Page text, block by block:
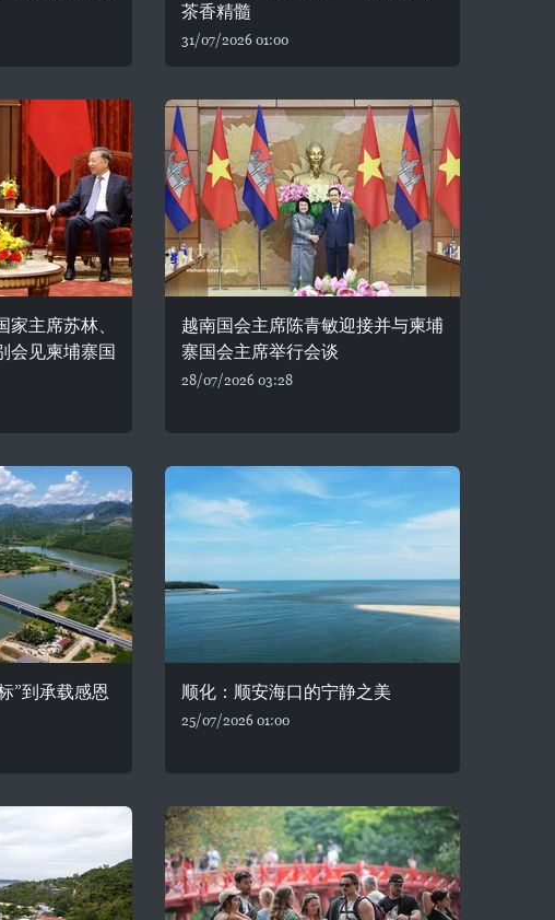
茶香精髓
31/07/2026 01:00
主席苏林、
会见柬埔寨国
越南国会主席陈青敏迎接并与柬埔
寨国会主席举行会谈
28/07/2026 03:28
”到承载感恩
顺化：顺安海口的宁静之美
25/07/2026 01:00